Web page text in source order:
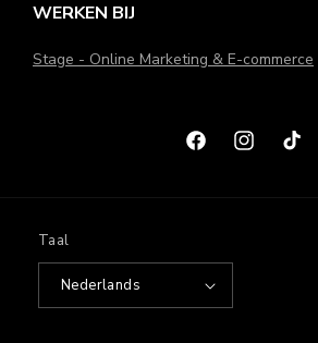
WERKEN BIJ
Stage - Online Marketing & E-commerce
FacebookInstagramTikTok
Taal
Nederlands